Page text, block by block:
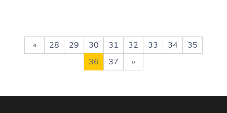
« 28 29 30 31 32 33 34
35
36
37 »